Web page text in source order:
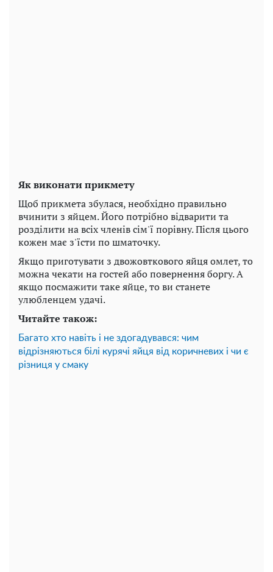
Як виконати прикмету
Щоб прикмета збулася, необхідно правильно
вчинити з яйцем. Його потрібно відварити та
розділити на всіх членів сім'ї порівну. Після цього
кожен має з'їсти по шматочку.
Якщо приготувати з двожовткового яйця омлет, то
можна чекати на гостей або повернення боргу. А
якщо посмажити таке яйце, то ви станете
улюбленцем удачі.
Читайте також:
Багато хто навіть і не здогадувався: чим
відрізняються білі курячі яйця від коричневих і чи є
різниця у смаку